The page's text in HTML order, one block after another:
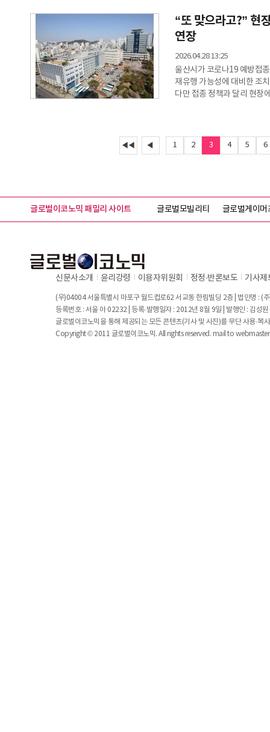
10% 인센티브’ 제도를 흔들
시는 5월 4일부터 운영대행
이벤트를 병
“또 맞으라고?” 현
연장
2026.04.28 13:25
울산시가 코로나19 예방접
재유행 가능성에 대비한 조
다만 접종 정책과 달리 현장
가능성을 염두에 두고 있다.
1 2 3 4 5 6
글로벌이코노믹 패밀리 사이트 글로벌모빌리티 글로벌게이머
신문사소개 윤리강령 이용자위원회 정정∙반론보도 기사제
(우)04004 서울특별시 마포구 월드컵로62 서교동 한림빌딩 2층 | 법인명 : (
등록번호 : 서울 아 02232 | 등록·발행일자 : 2012년 8월 9일 | 발행인 : 김성
글로벌이코노믹을 통해 제공되는 모든 콘텐츠(기사 및 사진)를 무단 사용·복
Copyright © 2011 글로벌이코노믹. All rights reserved. mail to